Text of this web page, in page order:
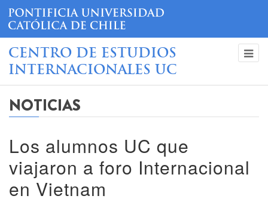
CENTRO DE ESTUDIOS
INTERNACIONALES UC
NOTICIAS
Los alumnos UC que
viajaron a foro Internacional
en Vietnam